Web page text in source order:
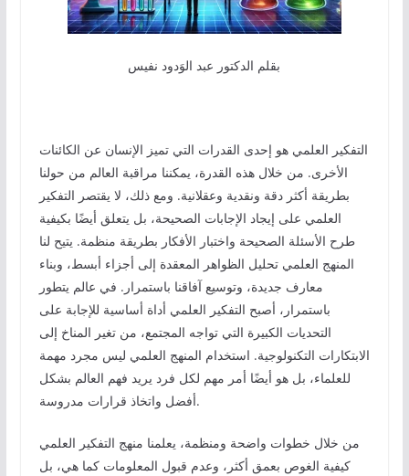
بقلم الدكتور عبد الوَدود نفيس
التفكير العلمي هو إحدى القدرات التي تميز الإنسان عن الكائنات
الأخرى. من خلال هذه القدرة، يمكننا مراقبة العالم من حولنا
بطريقة أكثر دقة ونقدية وعقلانية. ومع ذلك، لا يقتصر التفكير
العلمي على إيجاد الإجابات الصحيحة، بل يتعلق أيضًا بكيفية
طرح الأسئلة الصحيحة واختبار الأفكار بطريقة منظمة. يتيح لنا
المنهج العلمي تحليل الظواهر المعقدة إلى أجزاء أبسط، وبناء
معارف جديدة، وتوسيع آفاقنا باستمرار. في عالم يتطور
باستمرار، أصبح التفكير العلمي أداة أساسية للإجابة على
التحديات الكبيرة التي تواجه المجتمع، من تغير المناخ إلى
الابتكارات التكنولوجية. استخدام المنهج العلمي ليس مجرد مهمة
للعلماء، بل هو أيضًا أمر مهم لكل فرد يريد فهم العالم بشكل
أفضل واتخاذ قرارات مدروسة.
من خلال خطوات واضحة ومنظمة، يعلمنا منهج التفكير العلمي
كيفية الغوص بعمق أكثر، وعدم قبول المعلومات كما هي، بل